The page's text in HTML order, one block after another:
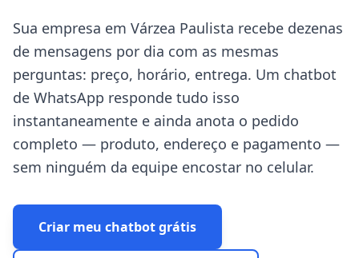
Sua empresa em Várzea Paulista recebe dezenas
de mensagens por dia com as mesmas
perguntas: preço, horário, entrega. Um chatbot
de WhatsApp responde tudo isso
instantaneamente e ainda anota o pedido
completo — produto, endereço e pagamento —
sem ninguém da equipe encostar no celular.
Criar meu chatbot grátis